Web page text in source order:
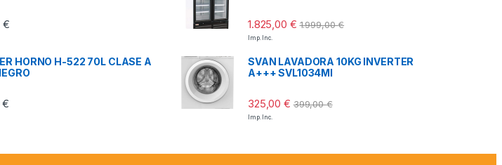
€
HORNO H-522 70L CLASE A
€
1.825,00 € 1.999,00€
Imp. Inc.
SVAN LAVADORA 10KG INVERTER
A+++ SVL1034MI
325,00€ 399,00€
Imp. Inc.